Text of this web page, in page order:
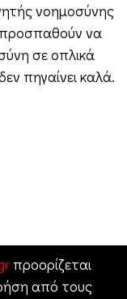
νοημοσύνης
προσπαθούν να
σε οπλικά
πηγαίνει καλά.
προορίζεται
από τους